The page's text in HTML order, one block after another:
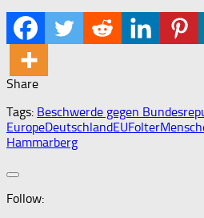
Share
Tags: Beschwerde gegen
EuropeDeutschlandEUFolter
Hammarberg
Follow: